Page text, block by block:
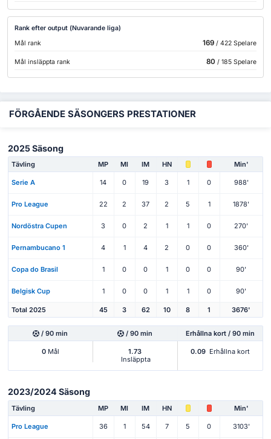
Rank efter output (Nuvarande liga)
Mål rank
169/ 422 Spelare
Mål insläppta rank 80 / 185 Spelare
FÖRGÅENDE SÄSONGERS PRESTATIONER
2025 Säsong
Tävling MP Ml IM HN Min'
Serie A 14 0 19 3 1 0 988'
Pro League 22 2 37 2 5 1 1878'
Nordöstra Cupen 3 0 2 1 1 0 270'
Pernambucano 1 4 1 4 2 0 0 360'
Copa do Brasil 1 0 0 1 0 0 90'
Belgisk Cup 1 0 0 1 1 0 90'
Total 2025 45 3 62 10 8 1 3676'
/ 90 min / 90 min Erhållna kort / 90 min
0Mål
1.73
Insläppta
0.09 Erhållna kort
2023/2024 Säsong
Tävling MP Ml IM HN Min'
Pro League 36 1 54 7 5 0 3103'